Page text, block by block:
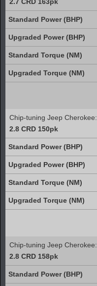
Chip-tuning Jeep Cherokee:
2.8 CRD 150pk
Chip-tuning Jeep Cherokee:
2.8 CRD 158pk